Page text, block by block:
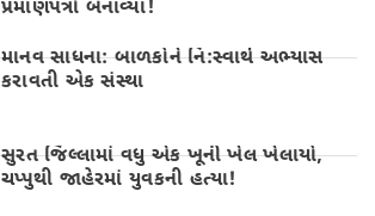
પ્રમાણપત્રો બનાવ્યા!
માનવ સાધના: બાળકોને નિ:સ્વાર્થ અભ્યાસ
કરાવતી એક સંસ્થા
સુરત જિલ્લામાં વધુ એક ખૂની ખેલ ખેલાયો,
ચપ્પુથી જાહેરમાં યુવકની હત્યા!